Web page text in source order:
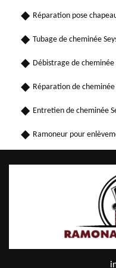
Réparation pose
Tubage de cheminée
Débistrage de cheminée
Réparation de cheminée
Entretien de cheminée
Ramoneur pour